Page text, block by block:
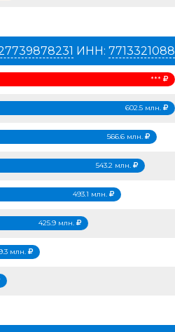
Россия
ИНН: 7713321088
***
602.5 млн.
566.6 млн.
543.2 млн.
493.1 млн.
425.9 млн.
млн.